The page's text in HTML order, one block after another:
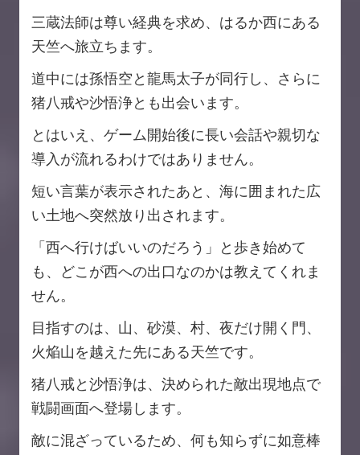
三蔵法師は尊い経典を求め、はるか西にある
天竺へ旅立ちます。
道中には孫悟空と龍馬太子が同行し、さらに
猪八戒や沙悟浄とも出会います。
とはいえ、ゲーム開始後に長い会話や親切な
導入が流れるわけではありません。
短い言葉が表示されたあと、海に囲まれた広
い土地へ突然放り出されます。
「西へ行けばいいのだろう」と歩き始めて
も、どこが西への出口なのかは教えてくれま
せん。
目指すのは、山、砂漠、村、夜だけ開く門、
火焔山を越えた先にある天竺です。
猪八戒と沙悟浄は、決められた敵出現地点で
戦闘画面へ登場します。
敵に混ざっているため、何も知らずに如意棒